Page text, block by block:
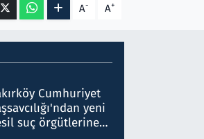
A- A+
Cumhuriyet
yeni
suç örgütlerine